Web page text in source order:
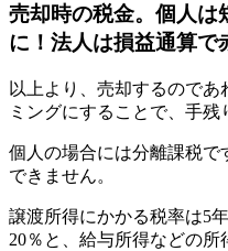
売却時の税金。個人は
に！法人は損益通算で
以上より、売却するので
ミングにすることで、手残
個人の場合には分離課税で
できません。
譲渡所得にかかる税率は5
20％と、給与所得などの